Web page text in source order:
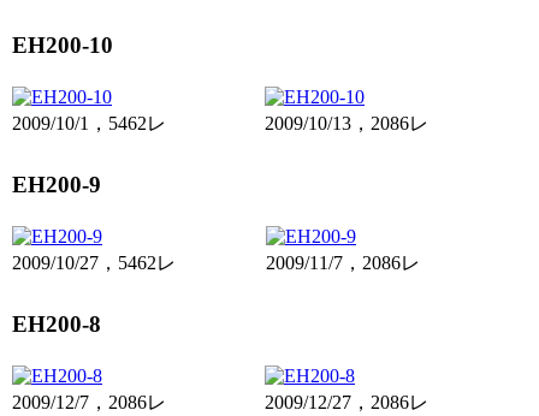
EH200-10
2009/10/1，5462レ 2009/10/13，2086レ
EH200-9
2009/10/27，5462レ 2009/11/7，2086レ
EH200-8
2009/12/7，2086レ 2009/12/27，2086レ